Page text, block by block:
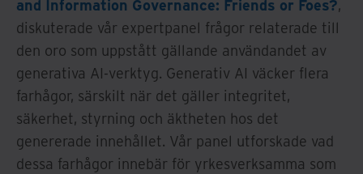
and Information Governance: Friends or Foes?,
diskuterade vår expertpanel frågor relaterade till
den oro som uppstått gällande användandet av
generativa AI-verktyg. Generativ AI väcker flera
farhågor, särskilt när det gäller integritet,
säkerhet, styrning och äktheten hos det
genererade innehållet. Vår panel utforskade vad
dessa farhågor innebär för yrkesverksamma som